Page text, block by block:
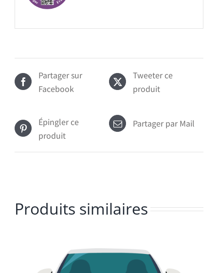
Partager sur
Facebook
Tweeter ce
produit
Épingler ce
produit
Partager par Mail
Produits similaires